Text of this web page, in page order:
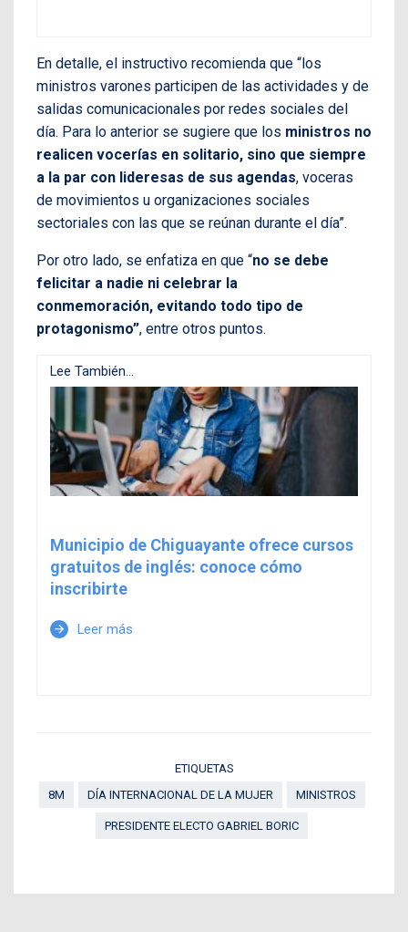
En detalle, el instructivo recomienda que “los
ministros varones participen de las actividades y de
salidas comunicacionales por redes sociales del
día. Para lo anterior se sugiere que los ministros no
realicen vocerías en solitario, sino que siempre
a la par con lideresas de sus agendas, voceras
de movimientos u organizaciones sociales
sectoriales con las que se reúnan durante el día”.
Por otro lado, se enfatiza en que “no se debe
felicitar a nadie ni celebrar la
conmemoración, evitando todo tipo de
protagonismo”, entre otros puntos.
Lee También...
Municipio de Chiguayante ofrece cursos
gratuitos de inglés: conoce cómo
inscribirte
arrow_forward Leer más
ETIQUETAS
8M
DÍA INTERNACIONAL DE LA MUJER MINISTROS
PRESIDENTE ELECTO GABRIEL BORIC